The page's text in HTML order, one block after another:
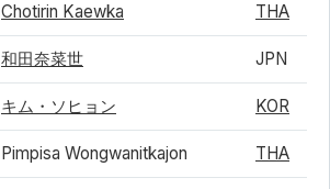
Chotirin Kaewka THA
和田奈菜世 JPN
キム・ソヒョン KOR
Pimpisa Wongwanitkajon THA